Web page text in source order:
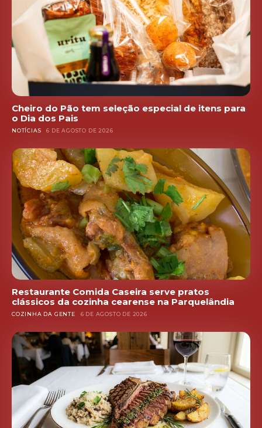
Cheiro do Pão tem seleção especial de itens para
o Dia dos Pais
NOTÍCIAS 6 DE AGOSTO DE 2026
Restaurante Comida Caseira serve pratos
clássicos da cozinha cearense na Parquelândia
COZINHA DA GENTE 6 DE AGOSTO DE 2026